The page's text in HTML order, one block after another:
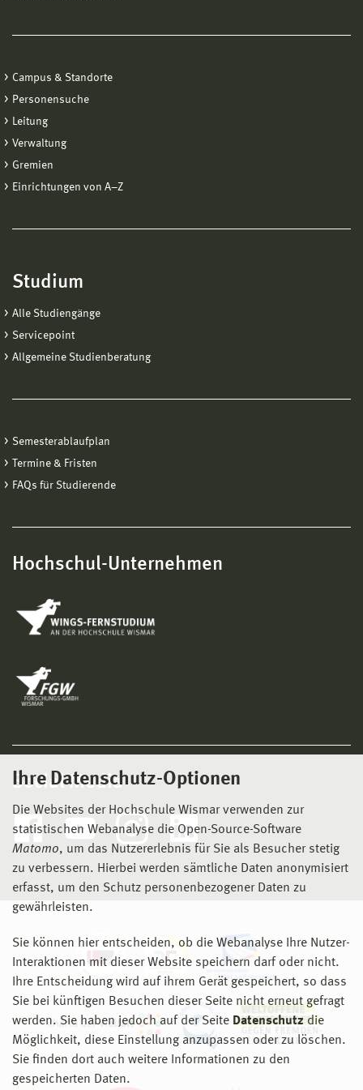
Ihre Datenschutz-Optionen
Die Websites der Hochschule Wismar verwenden zur
statistischen Webanalyse die Open-Source-Software
Matomo, um das Nutzererlebnis für Sie als Besucher stetig
zu verbessern. Hierbei werden sämtliche Daten anonymisiert
erfasst, um den Schutz personenbezogener Daten zu
gewährleisten.
Sie können hier entscheiden, ob die Webanalyse Ihre Nutzer-
Interaktionen mit dieser Website speichern darf oder nicht.
Ihre Entscheidung wird auf ihrem Gerät gespeichert, so dass
Sie bei künftigen Besuchen dieser Seite nicht erneut gefragt
werden. Sie haben jedoch auf der Seite Datenschutz die
Möglichkeit, diese Einstellung anzupassen oder zu löschen.
Sie finden dort auch weitere Informationen zu den
gespeicherten Daten.
Campus & Standorte
Personensuche
Leitung
Verwaltung
Gremien
Einrichtungen von A−Z
Studium
Alle Studiengänge
Servicepoint
Allgemeine Studienberatung
Semesterablaufplan
Termine & Fristen
FAQs für Studierende
Hochschul-Unternehmen
Social Media